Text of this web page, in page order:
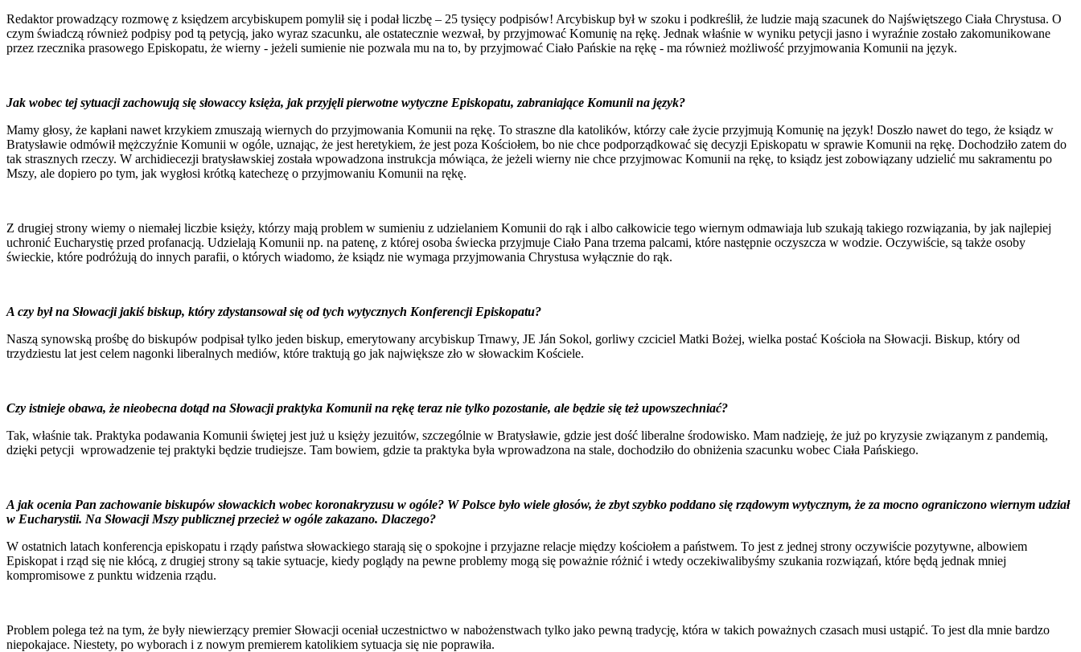
Redaktor prowadzący rozmowę z księdzem arcybiskupem pomylił się i podał liczbę – 25 tysięcy podpisów! Arcybiskup był w szoku i podkreślił, że ludzie mają szacunek do Najświętszego Ciała Chrystusa. O
czym świadczą również podpisy pod tą petycją, jako wyraz szacunku, ale ostatecznie wezwał, by przyjmować Komunię na rękę. Jednak właśnie w wyniku petycji jasno i wyraźnie zostało zakomunikowane
przez rzecznika prasowego Episkopatu, że wierny - jeżeli sumienie nie pozwala mu na to, by przyjmować Ciało Pańskie na rękę - ma również możliwość przyjmowania Komunii na język.
Jak wobec tej sytuacji zachowują się słowaccy księża, jak przyjęli pierwotne wytyczne Episkopatu, zabraniające Komunii na język?
Mamy głosy, że kapłani nawet krzykiem zmuszają wiernych do przyjmowania Komunii na rękę. To straszne dla katolików, którzy całe życie przyjmują Komunię na język! Doszło nawet do tego, że ksiądz w
Bratysławie odmówił mężczyźnie Komunii w ogóle, uznając, że jest heretykiem, że jest poza Kościołem, bo nie chce podporządkować się decyzji Episkopatu w sprawie Komunii na rękę. Dochodziło zatem do
tak strasznych rzeczy. W archidiecezji bratysławskiej została wpowadzona instrukcja mówiąca, że jeżeli wierny nie chce przyjmowac Komunii na rękę, to ksiądz jest zobowiązany udzielić mu sakramentu po
Mszy, ale dopiero po tym, jak wygłosi krótką katechezę o przyjmowaniu Komunii na rękę.
Z drugiej strony wiemy o niemałej liczbie księży, którzy mają problem w sumieniu z udzielaniem Komunii do rąk i albo całkowicie tego wiernym odmawiaja lub szukają takiego rozwiązania, by jak najlepiej
uchronić Eucharystię przed profanacją. Udzielają Komunii np. na patenę, z której osoba świecka przyjmuje Ciało Pana trzema palcami, które następnie oczyszcza w wodzie. Oczywiście, są także osoby
świeckie, które podróżują do innych parafii, o których wiadomo, że ksiądz nie wymaga przyjmowania Chrystusa wyłącznie do rąk.
A czy był na Słowacji jakiś biskup, który zdystansował się od tych wytycznych Konferencji Episkopatu?
Naszą synowską prośbę do biskupów podpisał tylko jeden biskup, emerytowany arcybiskup Trnawy, JE Ján Sokol, gorliwy czciciel Matki Bożej, wielka postać Kościoła na Słowacji. Biskup, który od
trzydziestu lat jest celem nagonki liberalnych mediów, które traktują go jak największe zło w słowackim Kościele.
Czy istnieje obawa, że nieobecna dotąd na Słowacji praktyka Komunii na rękę teraz nie tylko pozostanie, ale będzie się też upowszechniać?
Tak, właśnie tak. Praktyka podawania Komunii świętej jest już u księży jezuitów, szczególnie w Bratysławie, gdzie jest dość liberalne środowisko. Mam nadzieję, że już po kryzysie związanym z pandemią,
dzięki petycji wprowadzenie tej praktyki będzie trudiejsze. Tam bowiem, gdzie ta praktyka była wprowadzona na stale, dochodziło do obniżenia szacunku wobec Ciała Pańskiego.
A jak ocenia Pan zachowanie biskupów słowackich wobec koronakryzusu w ogóle? W Polsce było wiele głosów, że zbyt szybko poddano się rządowym wytycznym, że za mocno ograniczono wiernym udział
w Eucharystii. Na Słowacji Mszy publicznej przecież w ogóle zakazano. Dlaczego?
W ostatnich latach konferencja episkopatu i rządy państwa słowackiego starają się o spokojne i przyjazne relacje między kościołem a państwem. To jest z jednej strony oczywiście pozytywne, albowiem
Episkopat i rząd się nie kłócą, z drugiej strony są takie sytuacje, kiedy poglądy na pewne problemy mogą się poważnie różnić i wtedy oczekiwalibyśmy szukania rozwiązań, które będą jednak mniej
kompromisowe z punktu widzenia rządu.
Problem polega też na tym, że były niewierzący premier Słowacji oceniał uczestnictwo w nabożenstwach tylko jako pewną tradycję, która w takich poważnych czasach musi ustąpić. To jest dla mnie bardzo
niepokajace. Niestety, po wyborach i z nowym premierem katolikiem sytuacja się nie poprawiła.